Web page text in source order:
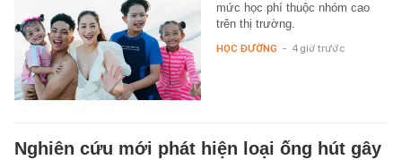
mức học phí thuộc nhóm cao
trên thị trường.
HỌC ĐƯỜNG - 4 giờ trước
Nghiên cứu mới phát hiện loại ống hút gây